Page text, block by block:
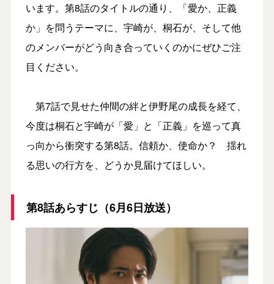
います。第8話のタイトルの通り、「愛か、正義
か」を問うテーマに、宇崎が、桐石が、そして他
のメンバーがどう向き合っていくのかにぜひご注
目ください。
第7話で見せた仲間の絆と伊野尾の成長を経て、
今度は桐石と宇崎が「愛」と「正義」を巡って真
っ向から衝突する第8話。信頼か、使命か？ 揺れ
る思いの行方を、どうか見届けてほしい。
第8話あらすじ（6月6日放送）